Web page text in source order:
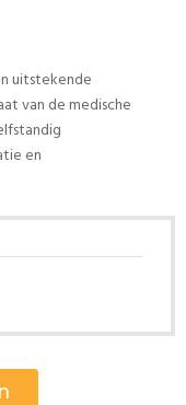
uitstekende
van de medische
en